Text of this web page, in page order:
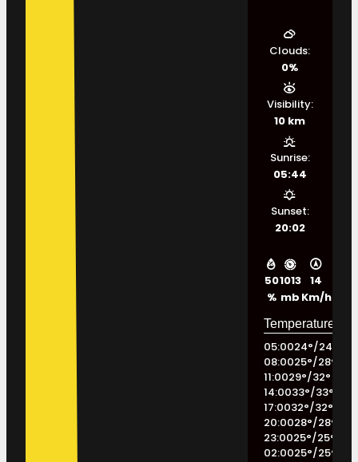
50
%
1013
mb
14
Km/h
Clouds:
0%
Visibility:
10 km
Sunrise:
05:44
Sunset:
20:02
05:0024°/24
08:0025°/28°
11:0029°/32°
14:0033°/33°
17:0032°/32°
20:0028°/28°
23:0025°/25°
02:0025°/25°